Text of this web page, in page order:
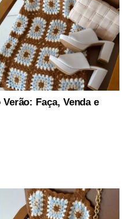
Faça, Venda e